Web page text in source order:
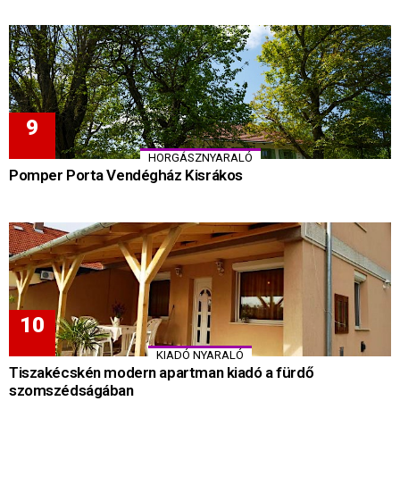
HORGÁSZNYARALÓ
Pomper Porta Vendégház Kisrákos
KIADÓ NYARALÓ
Tiszakécskén modern apartman kiadó a fürdő
szomszédságában